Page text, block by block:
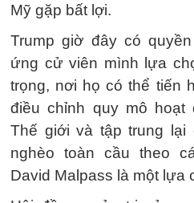
Mỹ gặp bất lợi.
Trump giờ đây có
ứng cử viên mình lựa
trọng, nơi họ có thể tiến
điều chỉnh quy mô hoạt
Thế giới và tập trung
nghèo toàn cầu theo
David Malpass là một lựa